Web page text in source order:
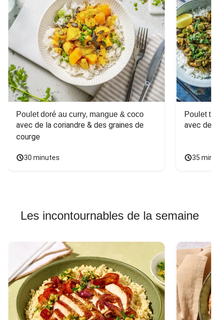
Poulet doré au curry, mangue & coco
avec de la coriandre & des graines de
courge
30 minutes
Poulet
avec des
35
Les incontournables de la semaine